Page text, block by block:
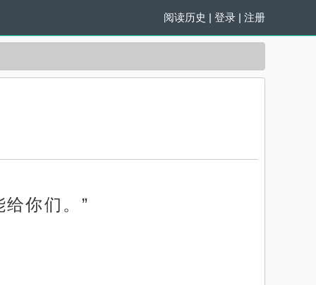
阅读历史 | 登录 | 注册
你们。”